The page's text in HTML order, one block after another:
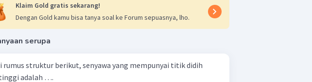
Klaim Gold gratis sekarang!
Dengan Gold kamu bisa tanya soal ke Forum sepuasnya, lho.
serupa
rumus struktur berikut, senyawa yang mempunyai titik didih
adalah ….